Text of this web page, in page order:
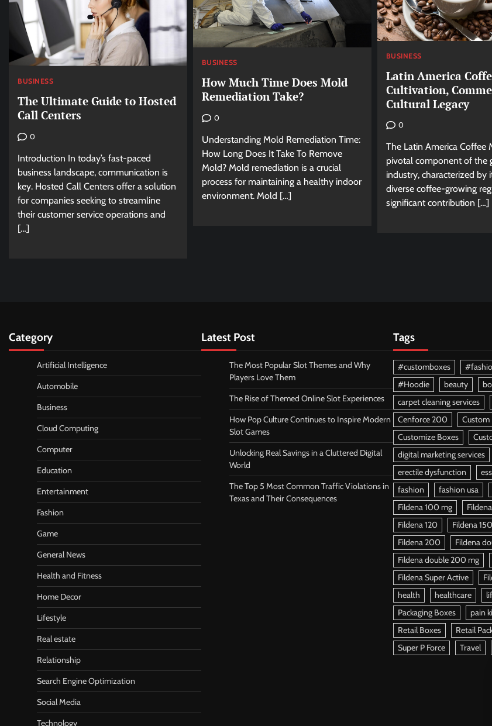
BUSINESS
The Ultimate Guide to Hosted
Call Centers
0
Introduction In today’s fast-paced
business landscape, communication is
key. Hosted Call Centers offer a solution
for companies seeking to streamline
their customer service operations and
[…]
BUSINESS
How Much Time Does Mold
Remediation Take?
0
Understanding Mold Remediation Time:
How Long Does It Take To Remove
Mold? Mold remediation is a crucial
process for maintaining a healthy indoor
environment. Mold […]
BUSINESS
Latin America
Cultivation,
Cultural Legacy
0
The Latin America Coffee
pivotal component of the
industry, characterized by
diverse coffee-growing
significant contribution […]
Category
Artificial Intelligence
Automobile
Business
Cloud Computing
Computer
Education
Entertainment
Fashion
Game
General News
Health and Fitness
Home Decor
Lifestyle
Real estate
Relationship
Search Engine Optimization
Social Media
Technology
Latest Post
The Most Popular Slot Themes and Why
Players Love Them
The Rise of Themed Online Slot Experiences
How Pop Culture Continues to Inspire Modern
Slot Games
Unlocking Real Savings in a Cluttered Digital
World
The Top 5 Most Common Traffic Violations in
Texas and Their Consequences
Tags
#customboxes
#Hoodie
beauty
carpet cleaning services
Cenforce 200
Custom
Customize Boxes
digital marketing services
erectile dysfunction
fashion
fashion usa
Fildena 100 mg
Fildena 120
Fildena 150
Fildena 200
Fildena
Fildena double 200 mg
Fildena Super Active
health
healthcare
Packaging Boxes
pain
Retail Boxes
Retail
Super P Force
Travel